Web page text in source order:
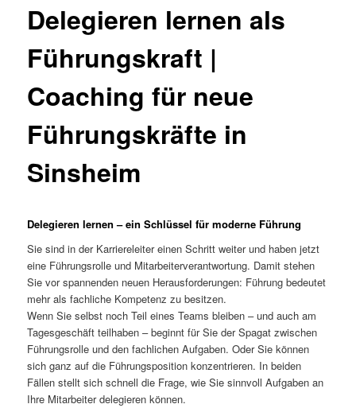
Delegieren lernen als
Führungskraft |
Coaching für neue
Führungskräfte in
Sinsheim
Delegieren lernen – ein Schlüssel für moderne Führung
Sie sind in der Karriereleiter einen Schritt weiter und haben jetzt
eine Führungsrolle und Mitarbeiterverantwortung. Damit stehen
Sie vor spannenden neuen Herausforderungen: Führung bedeutet
mehr als fachliche Kompetenz zu besitzen.
Wenn Sie selbst noch Teil eines Teams bleiben – und auch am
Tagesgeschäft teilhaben – beginnt für Sie der Spagat zwischen
Führungsrolle und den fachlichen Aufgaben. Oder Sie können
sich ganz auf die Führungsposition konzentrieren. In beiden
Fällen stellt sich schnell die Frage, wie Sie sinnvoll Aufgaben an
Ihre Mitarbeiter delegieren können.